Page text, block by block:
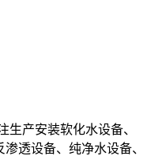
生产安装软化水设备、
透设备、纯净水设备、